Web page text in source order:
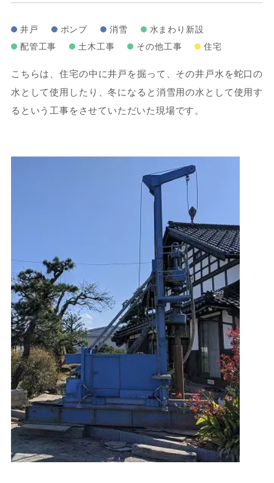
井戸 ポンプ 消雪
水まわり新設
配管工事
土木工事 その他工事 住宅
こちらは、住宅の中に井戸を掘って、その井戸水を蛇口の
水として使用したり、冬になると消雪用の水として使用す
るという工事をさせていただいた現場です。